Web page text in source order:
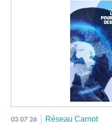
03 07 26 Réseau Carnot